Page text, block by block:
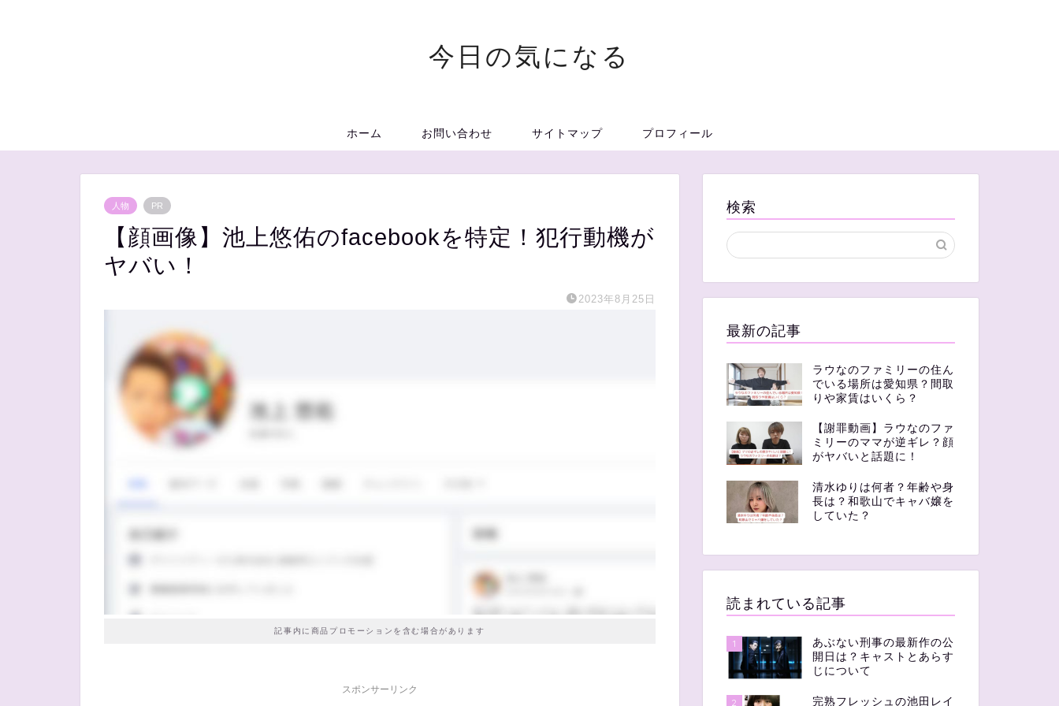
今日の気になる
ホーム お問い合わせ サイトマップ プロフィール
人物 PR
【顔画像】池上悠佑のfacebookを特定！犯行動機が
ヤバい！
2023年8月25日
記事内に商品プロモーションを含む場合があります
スポンサーリンク
検索
最新の記事
ラウなのファミリーの住ん
でいる場所は愛知県？間取
りや家賃はいくら？
【謝罪動画】ラウなのファ
ミリーのママが逆ギレ？顔
がヤバいと話題に！
清水ゆりは何者？年齢や身
長は？和歌山でキャバ嬢を
していた？
読まれている記事
1
あぶない刑事の最新作の公
開日は？キャストとあらす
じについて
2 完熟フレッシュの池田レイ